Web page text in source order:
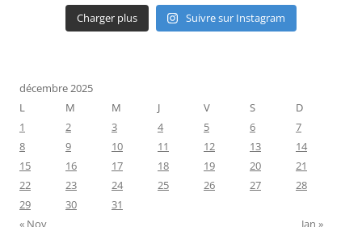
Charger plus Suivre sur Instagram
décembre 2025
L
M M J V S
D
1
2 3 4 5 6
7
8
9 10 11 12 13
14
15
16 17 18 19 20
21
22
23 24 25 26 27
28
29
30
31